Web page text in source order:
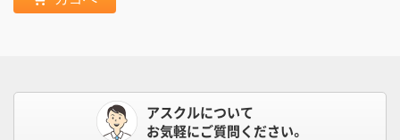
アスクルについて
お気軽にご質問ください。